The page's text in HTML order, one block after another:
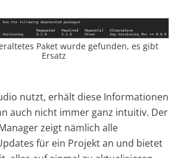
Paket wurde gefunden, es gibt
Ersatz
nutzt, erhält diese Informationen
auch nicht immer ganz intuitiv. Der
zeigt nämlich alle
für ein Projekt an und bietet